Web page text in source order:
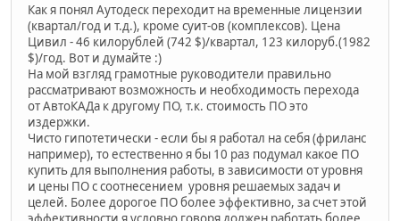
Как я понял Аутодеск переходит на временные лицензии
(квартал/год и т.д.), кроме суит-ов (комплексов). Цена
Цивил - 46 килорублей (742 $)/квартал, 123 килоруб.(1982
$)/год. Вот и думайте :)
На мой взгляд грамотные руководители правильно
рассматривают возможность и необходимость перехода
от АвтоКАДа к другому ПО, т.к. стоимость ПО это
издержки.
Чисто гипотетически - если бы я работал на себя (фриланс
например), то естественно я бы 10 раз подумал какое ПО
купить для выполнения работы, в зависимости от уровня
и цены ПО с соотнесением уровня решаемых задач и
целей. Более дорогое ПО более эффективно, за счет этой